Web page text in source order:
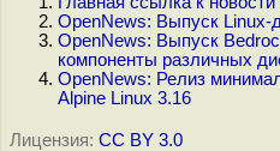
OpenNews: Выпуск Linux-
OpenNews: Выпуск
компоненты различных
OpenNews: Релиз
Alpine Linux 3.16
Лицензия: CC BY 3.0